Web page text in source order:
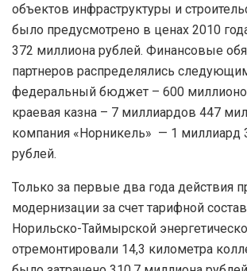
объектов инфраструктуры и
было предусмотрено в ценах 2010
372 миллиона рублей. Финансовые
партнеров распределялись
федеральный бюджет – 600
краевая казна – 7 миллиардов 447
компания «Норникель» — 1 миллиард
рублей.
Только за первые два года действия
модернизации за счет тарифной
Норильско-Таймырской
отремонтировали 14,3 километра